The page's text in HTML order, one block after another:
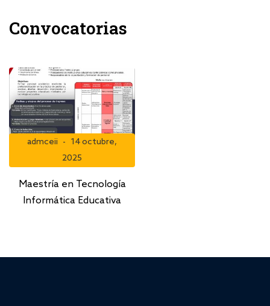
Convocatorias
admceii
14 octubre,
2025
Maestría en Tecnología
Informática Educativa